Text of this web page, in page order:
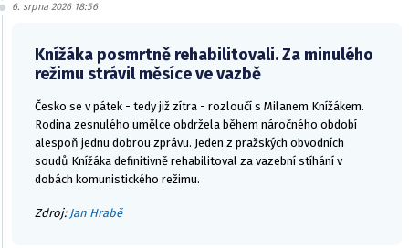
6. srpna 2026 18:56
Knížáka posmrtně rehabilitovali. Za minulého
režimu strávil měsíce ve vazbě
Česko se v pátek - tedy již zítra - rozloučí s Milanem Knížákem.
Rodina zesnulého umělce obdržela během náročného období
alespoň jednu dobrou zprávu. Jeden z pražských obvodních
soudů Knížáka definitivně rehabilitoval za vazební stíhání v
dobách komunistického režimu.
Zdroj: Jan Hrabě